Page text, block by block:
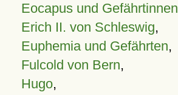
Eocapus und Gefährtinnen
Erich II. von Schleswig,
Euphemia und Gefährten,
Fulcold von Bern,
Hugo,